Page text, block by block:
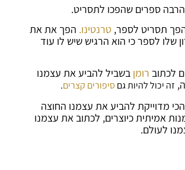
ספרים שהפכו לתסריט.
תסריט לספר, טרנטינו. הפך את את
שלו לספר כי הוא הרגיש שיש לו עוד
לכתוב רומןבשביל להביע את עצמנו
זה יכול להיות גםסיפורים קצרים.
מדוייקת להביע את עצמנו החוצה
אמיתית כיוצרים, לכתוב את עצמנו
לעולם.